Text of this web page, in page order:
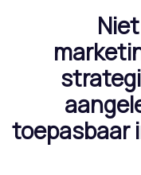
toepasbaar